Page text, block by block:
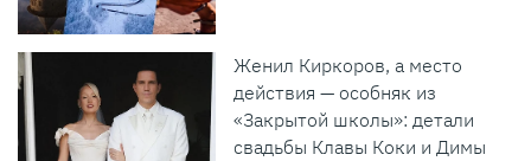
Женил Киркоров, а место
действия — особняк из
«Закрытой школы»: детали
свадьбы Клавы Коки и Димы